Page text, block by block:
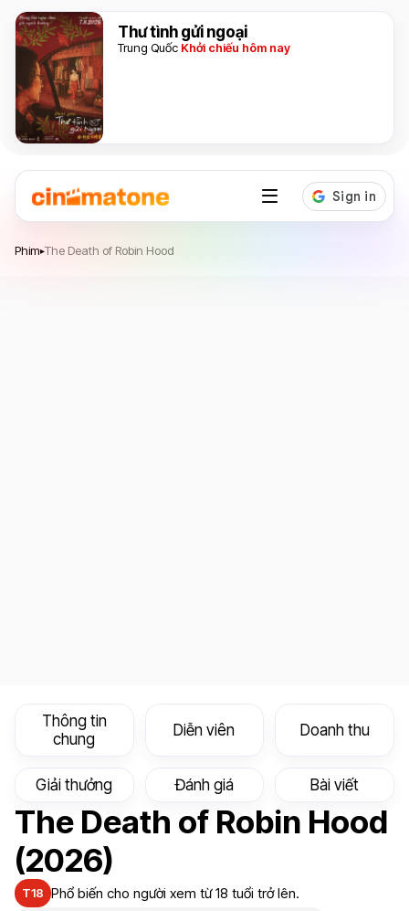
Thư tình gửi ngoại
Trung Quốc Khởi chiếu hôm nay
Phim▸The Death of Robin Hood
Thông tin
chung
Diễn viên Doanh thu
Giải thưởng Đánh giá Bài viết
The Death of Robin Hood
(2026)
T18 Phổ biến cho người xem từ 18 tuổi trở lên.